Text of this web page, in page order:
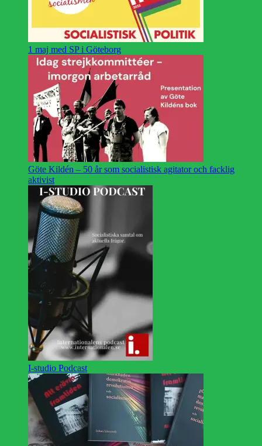
1 maj med SP i Göteborg
Göte Kildén – 50 år som socialistisk agitator och facklig
aktivist
I-studio Podcast